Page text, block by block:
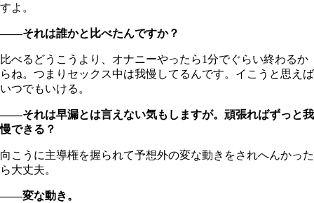
すよ。
――それは誰かと比べたんですか？
比べるどうこうより、オナニーやったら1分でぐらい終わるか
らね。つまりセックス中は我慢してるんです。イこうと思えば
いつでもいける。
――それは早漏とは言えない気もしますが。頑張ればずっと我
慢できる？
向こうに主導権を握られて予想外の変な動きをされへんかった
ら大丈夫。
――変な動き。